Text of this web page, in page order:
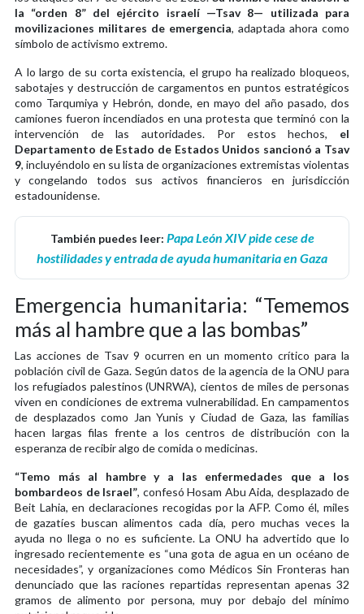
la “orden 8” del ejército israelí —Tsav 8— utilizada para
movilizaciones militares de emergencia, adaptada ahora como
símbolo de activismo extremo.
A lo largo de su corta existencia, el grupo ha realizado bloqueos,
sabotajes y destrucción de cargamentos en puntos estratégicos
como Tarqumiya y Hebrón, donde, en mayo del año pasado, dos
camiones fueron incendiados en una protesta que terminó con la
intervención de las autoridades. Por estos hechos, el
Departamento de Estado de Estados Unidos sancionó a Tsav
9, incluyéndolo en su lista de organizaciones extremistas violentas
y congelando todos sus activos financieros en jurisdicción
estadounidense.
También puedes leer: Papa León XIV pide cese de
hostilidades y entrada de ayuda humanitaria en Gaza
Emergencia humanitaria: “Tememos
más al hambre que a las bombas”
Las acciones de Tsav 9 ocurren en un momento crítico para la
población civil de Gaza. Según datos de la agencia de la ONU para
los refugiados palestinos (UNRWA), cientos de miles de personas
viven en condiciones de extrema vulnerabilidad. En campamentos
de desplazados como Jan Yunis y Ciudad de Gaza, las familias
hacen largas filas frente a los centros de distribución con la
esperanza de recibir algo de comida o medicinas.
“Temo más al hambre y a las enfermedades que a los
bombardeos de Israel”, confesó Hosam Abu Aida, desplazado de
Beit Lahia, en declaraciones recogidas por la AFP. Como él, miles
de gazatíes buscan alimentos cada día, pero muchas veces la
ayuda no llega o no es suficiente. La ONU ha advertido que lo
ingresado recientemente es “una gota de agua en un océano de
necesidades”, y organizaciones como Médicos Sin Fronteras han
denunciado que las raciones repartidas representan apenas 32
gramos de alimento por persona, muy por debajo del mínimo